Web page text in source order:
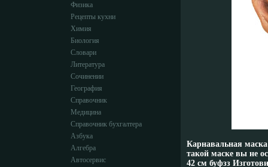
Физика
Рецепты кухни
Химия
Биология
Словари
Литература
Сочинении
География
Справочник
Медицина
Справочник бухгалтера
Азбука
Алгебра
Автосервис
Карнавальная
такой маске вы не
42 см буфзз